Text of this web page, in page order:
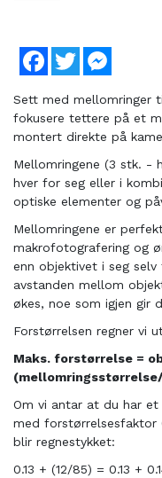
Facebook
Twitter
Sett med mellomringer
fokusere tettere på et
montert direkte på
Mellomringene (3 stk. -
hver for seg eller i
optiske elementer og
Mellomringene er
makrofotografering og
enn objektivet i seg
avstanden mellom
økes, noe som igjen gir
Forstørrelsen regner vi
Maks. forstørrelse =
Om vi antar at du har
med forstørrelsesfaktor
blir regnestykket:
0.13 + (12/85) = 0.13 +